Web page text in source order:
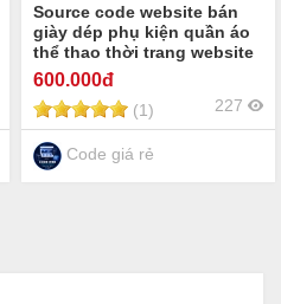
Source code website bán
giày dép phụ kiện quần áo
thể thao thời trang website
bán giày dép phụ kiện quần
áo thể thao Share code
website quần áo thời trang
giày dép phụ kiện balo túi
xách
600.000đ
(1) 227
Code giá rẻ